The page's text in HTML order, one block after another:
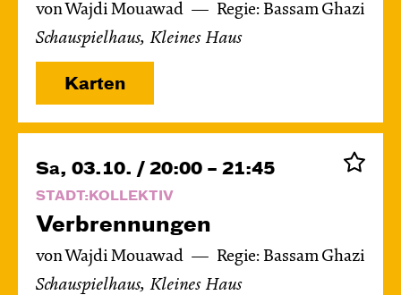
von Wajdi Mouawad
Regie: Bassam Ghazi
Schauspielhaus, Kleines Haus
Karten
Sa, 03.10. / 20:00 – 21:45
STADT:KOLLEKTIV
Verbren­nungen
von Wajdi Mouawad
Regie: Bassam Ghazi
Schauspielhaus, Kleines Haus